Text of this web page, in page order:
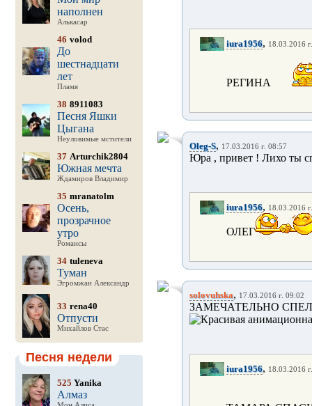
наполнен
Алькасар
46 volod
До
шестнадцати
лет
Пламя
38 8911083
Песня Яшки
Цыгана
Неуловимые мстители
37 Arturchik2804
Южная мечта
Ждамиров Владимир
35 mranatolm
Осень,
прозрачное
утро
Романсы
34 tuleneva
Туман
Эгромжан Александр
33 rena40
Отпусти
Михайлов Стас
Песня недели
525 Yanika
Алмаз
iura1956, 18.03.2016
РЕГИНА
Oleg-S, 17.03.2016 г. 08:57
Юра , привет ! Лихо ты
iura1956, 18.03.2016
ОЛЕГ
solovuhska, 17.03.2016 г. 09:02
ЗАМЕЧАТЕЛЬНО
iura1956, 18.03.2016